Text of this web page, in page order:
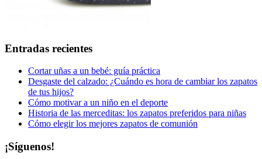
Entradas recientes
Cortar uñas a un bebé: guía práctica
Desgaste del calzado: ¿Cuándo es hora de cambiar los zapatos
de tus hijos?
Cómo motivar a un niño en el deporte
Historia de las merceditas: los zapatos preferidos para niñas
Cómo elegir los mejores zapatos de comunión
¡Síguenos!